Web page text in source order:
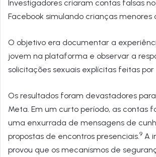
Investigadores criaram contas falsas
Facebook simulando crianças menores
O objetivo era documentar a
jovem na plataforma e observar a
solicitações sexuais explícitas feitas por
Os resultados foram devastadores
Meta. Em um curto período, as contas
uma enxurrada de mensagens de
propostas de encontros presenciais. 9 A
provou que os mecanismos de